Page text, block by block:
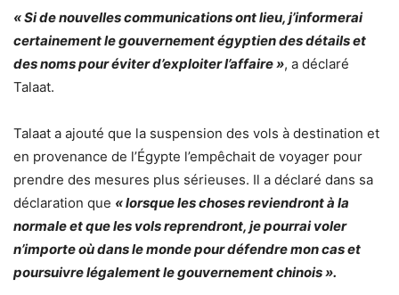
« Si de nouvelles communications ont lieu, j’informerai
certainement le gouvernement égyptien des détails et
des noms pour éviter d’exploiter l’affaire », a déclaré
Talaat.
Talaat a ajouté que la suspension des vols à destination et
en provenance de l’Égypte l’empêchait de voyager pour
prendre des mesures plus sérieuses. Il a déclaré dans sa
déclaration que « lorsque les choses reviendront à la
normale et que les vols reprendront, je pourrai voler
n’importe où dans le monde pour défendre mon cas et
poursuivre légalement le gouvernement chinois ».